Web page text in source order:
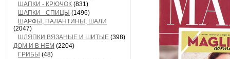
ШАПКИ - КРЮЧОК (831)
ШАПКИ - СПИЦЫ (1496)
ШАРФЫ, ПАЛАНТИНЫ, ШАЛИ
(2047)
ШЛЯПКИ ВЯЗАНЫЕ И ШИТЫЕ (398)
ДОМ И В НЕМ (2204)
ГРИБЫ (48)